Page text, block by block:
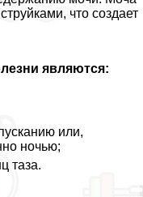
что создает
являются:
или,
ночью;
таза.